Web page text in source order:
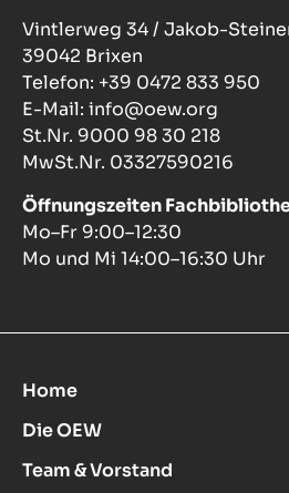
Vintlerweg 34 / Jakob-
39042 Brixen
Telefon: +39 0472 833 950
E-Mail: info@oew.org
St.Nr. 9000 98 30 218
MwSt.Nr. 03327590216
Öffnungszeiten
Mo–Fr 9:00–12:30
Mo und Mi 14:00–16:30 Uhr
Home
Die OEW
Team & Vorstand